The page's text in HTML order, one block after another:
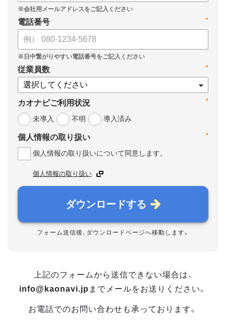
*
電話番号
*
従業員数
*
カオナビご利用状況
未導入
不明 導入済み
*
個人情報の取り扱い
個人情報の取り扱いについて同意します。
個人情報の取り扱い
ダウンロードする
フォーム送信後、ダウンロードページへ移動します。
上記のフォームから送信できない場合は、
info@kaonavi.jp までメールをお送りください。
お電話でのお問い合わせも承っております。